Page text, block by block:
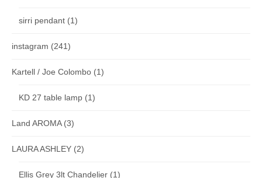
sirri pendant (1)
instagram (241)
Kartell / Joe Colombo (1)
KD 27 table lamp (1)
Land AROMA(3)
LAURA ASHLEY (2)
Ellis Grey 3lt Chandelier (1)